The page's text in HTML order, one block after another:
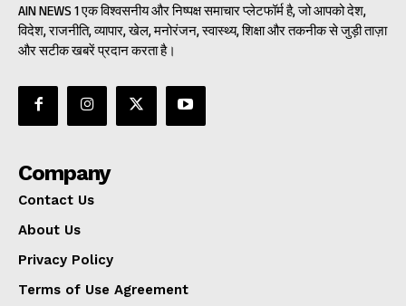
AIN NEWS 1 एक विश्वसनीय और निष्पक्ष समाचार प्लेटफॉर्म है, जो आपको देश,
विदेश, राजनीति, व्यापार, खेल, मनोरंजन, स्वास्थ्य, शिक्षा और तकनीक से जुड़ी ताज़ा
और सटीक खबरें प्रदान करता है।
Company
Contact Us
About Us
Privacy Policy
Terms of Use Agreement